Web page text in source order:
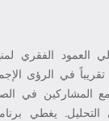
العمود الفقري
بنسبة 80% تقريباً في الرؤى
المشاركين في
يغطي